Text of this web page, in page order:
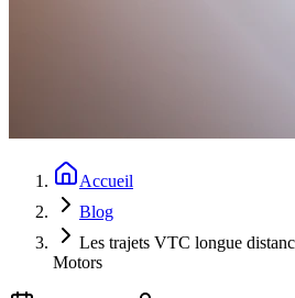
Accueil
Blog
Les trajets VTC longue
Motors